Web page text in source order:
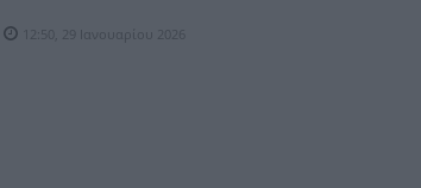
12:50, 29 Ιανουαρίου 2026